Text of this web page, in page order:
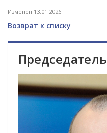
Изменен 13.01.2026
Возврат к списку
Председатель